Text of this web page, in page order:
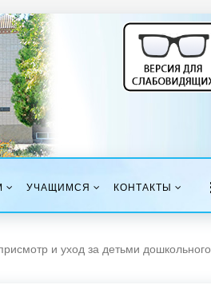
УЧАЩИМСЯ КОНТАКТЫ
и уход за детьми дошкольного